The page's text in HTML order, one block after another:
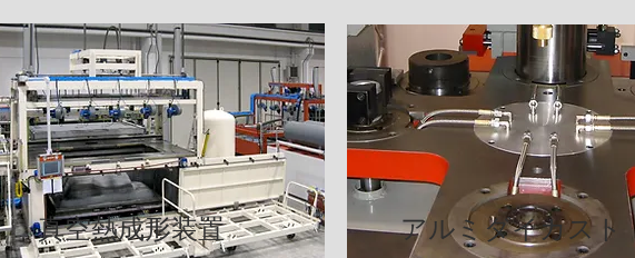
真空熱成形装置 アルミダイカスト